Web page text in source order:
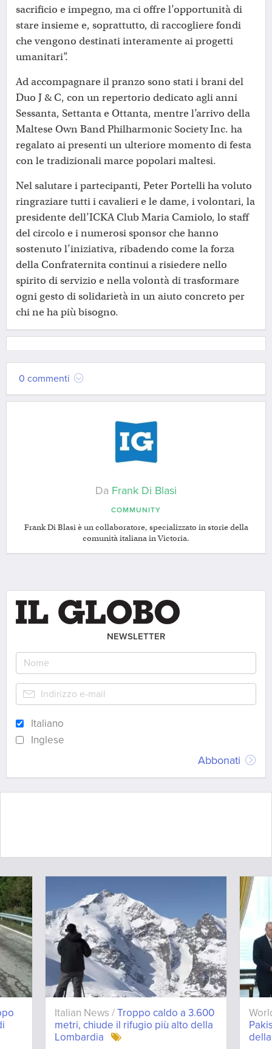
sacrificio e impegno, ma ci offre l’opportunità di
stare insieme e, soprattutto, di raccogliere fondi
che vengono destinati interamente ai progetti
umanitari”.
Ad accompagnare il pranzo sono stati i brani del
Duo J & C, con un repertorio dedicato agli anni
Sessanta, Settanta e Ottanta, mentre l’arrivo della
Maltese Own Band Philharmonic Society Inc. ha
regalato ai presenti un ulteriore momento di festa
con le tradizionali marce popolari maltesi.
Nel salutare i partecipanti, Peter Portelli ha voluto
ringraziare tutti i cavalieri e le dame, i volontari, la
presidente dell’ICKA Club Maria Camiolo, lo staff
del circolo e i numerosi sponsor che hanno
sostenuto l’iniziativa, ribadendo come la forza
della Confraternita continui a risiedere nello
spirito di servizio e nella volontà di trasformare
ogni gesto di solidarietà in un aiuto concreto per
chi ne ha più bisogno.
0 commenti
Da Frank Di Blasi
COMMUNITY
Frank Di Blasi è un collaboratore, specializzato in storie della
comunità italiana in Victoria.
NEWSLETTER
Italiano
Inglese
Abbonati
Italian News /Troppo caldo a 3.600
metri, chiude il rifugio più alto della
Lombardia